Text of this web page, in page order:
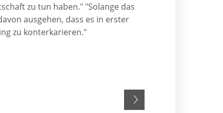
zu tun haben." "Solange das
ausgehen, dass es in erster
zu konterkarieren."